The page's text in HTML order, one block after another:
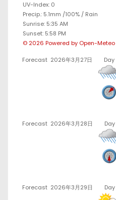
UV-Index: 0
Precip.: 5.1mm /100% / Rain
Sunrise: 5:35 AM
Sunset: 5:58 PM
© 2026 Powered by Open-Meteo
Forecast 2026年3月27日 Day
Forecast 2026年3月28日 Day
Forecast 2026年3月29日 Day